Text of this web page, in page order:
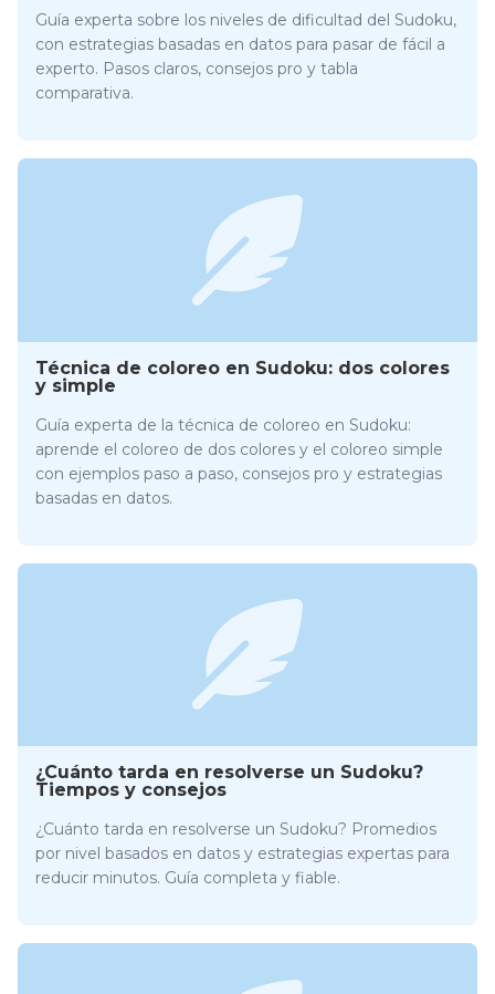
Guía experta sobre los niveles de dificultad del Sudoku,
con estrategias basadas en datos para pasar de fácil a
experto. Pasos claros, consejos pro y tabla
comparativa.
Técnica de coloreo en Sudoku: dos colores
y simple
Guía experta de la técnica de coloreo en Sudoku:
aprende el coloreo de dos colores y el coloreo simple
con ejemplos paso a paso, consejos pro y estrategias
basadas en datos.
¿Cuánto tarda en resolverse un Sudoku?
Tiempos y consejos
¿Cuánto tarda en resolverse un Sudoku? Promedios
por nivel basados en datos y estrategias expertas para
reducir minutos. Guía completa y fiable.